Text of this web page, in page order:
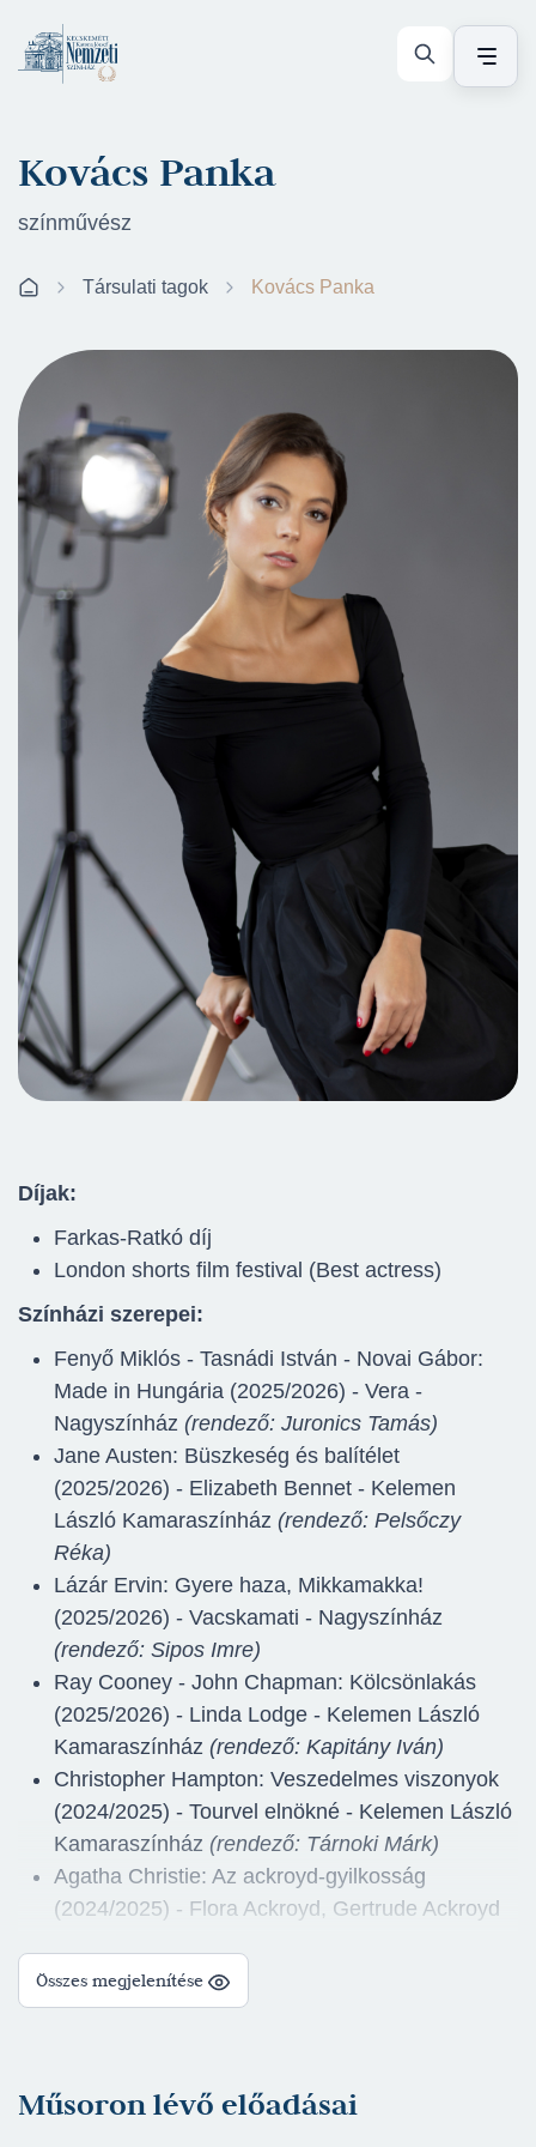
Kovács Panka
színművész
Társulati tagok Kovács Panka
Díjak:
Farkas-Ratkó díj
London shorts film festival (Best actress)
Színházi szerepei:
Fenyő Miklós - Tasnádi István - Novai Gábor:
Made in Hungária (2025/2026) - Vera -
Nagyszínház (rendező: Juronics Tamás)
Jane Austen: Büszkeség és balítélet
(2025/2026) - Elizabeth Bennet - Kelemen
László Kamaraszínház (rendező: Pelsőczy
Réka)
Lázár Ervin: Gyere haza, Mikkamakka!
(2025/2026) - Vacskamati - Nagyszínház
(rendező: Sipos Imre)
Ray Cooney - John Chapman: Kölcsönlakás
(2025/2026) - Linda Lodge - Kelemen László
Kamaraszínház (rendező: Kapitány Iván)
Christopher Hampton: Veszedelmes viszonyok
(2024/2025) - Tourvel elnökné - Kelemen László
Kamaraszínház (rendező: Tárnoki Márk)
Agatha Christie: Az ackroyd-gyilkosság
(2024/2025) - Flora Ackroyd, Gertrude Ackroyd
Claude Magnier: Oscar (2024/2025) - Colette,
Barnier lánya - Kelemen László Kamaraszínház
(2024/2025) - Luna - Nagyszínház
Összes megjelenítése
Műsoron lévő előadásai